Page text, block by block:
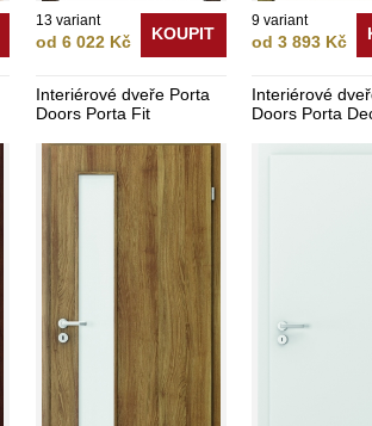
13 variant
od 6 022 Kč KOUPIT
9 variant
od 3 893 Kč
Interiérové dveře Porta
Doors Porta Fit
Interiérové
Doors Porta